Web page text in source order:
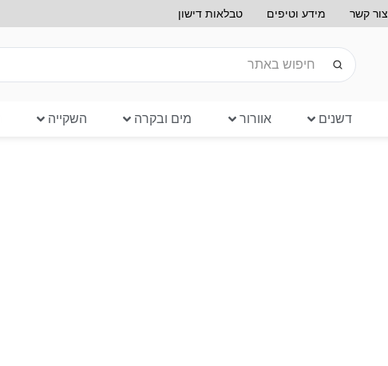
צור קשר מידע וטיפים טבלאות דישון
דשנים אוורור מים ובקרה השקייה